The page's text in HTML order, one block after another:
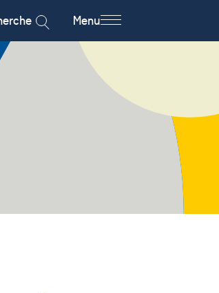
Menu